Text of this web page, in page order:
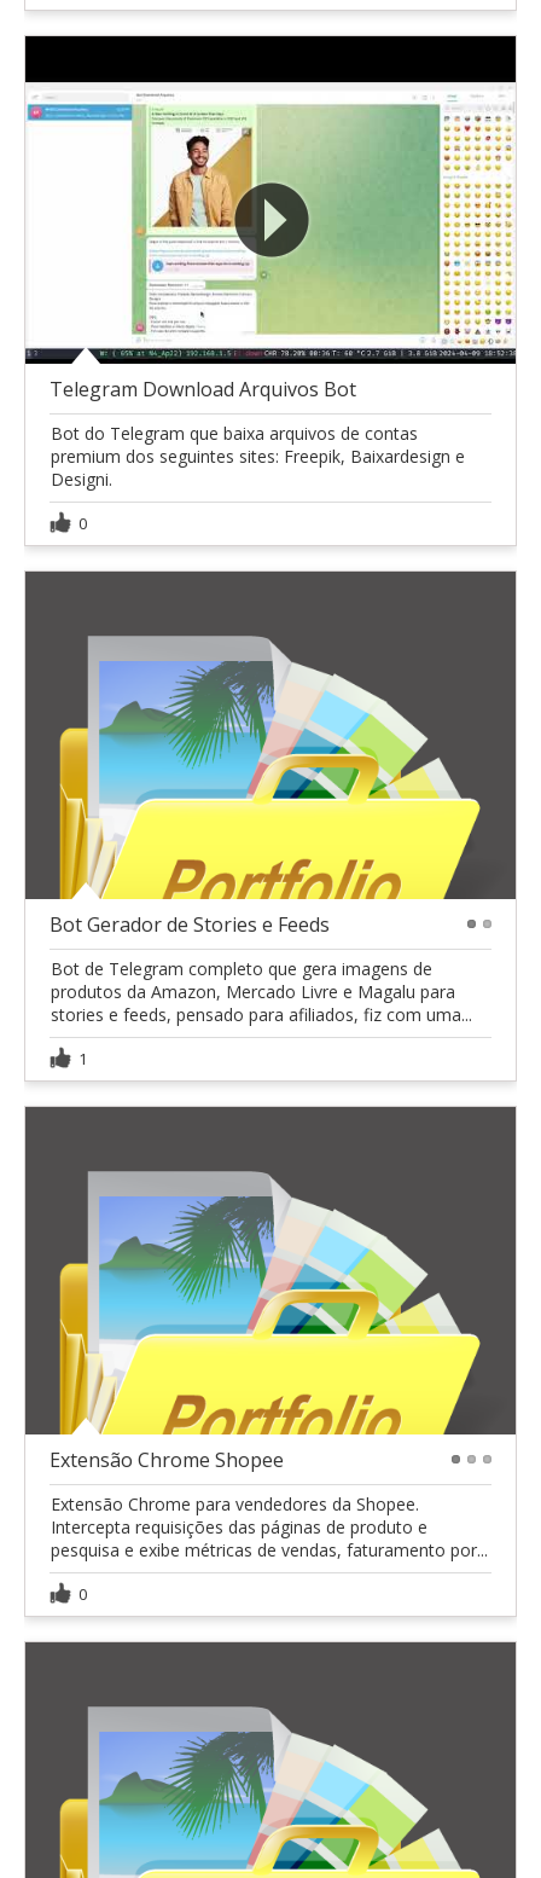
Telegram Download Arquivos Bot
Bot do Telegram que baixa arquivos de contas
premium dos seguintes sites: Freepik, Baixardesign e
Designi.
0
Bot Gerador de Stories e Feeds
Bot de Telegram completo que gera imagens de
produtos da Amazon, Mercado Livre e Magalu para
stories e feeds, pensado para afiliados, fiz com uma...
1
Extensão Chrome Shopee
Extensão Chrome para vendedores da Shopee.
Intercepta requisições das páginas de produto e
pesquisa e exibe métricas de vendas, faturamento por...
0